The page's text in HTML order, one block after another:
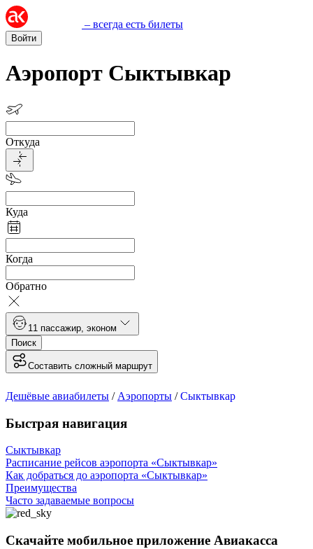
– всегда есть билеты
Войти
Аэропорт Сыктывкар
Откуда
Куда
Когда
Обратно
1 1 пассажир эконом
Поиск
Составить сложный маршрут
Дешёвые авиабилеты / Аэропорты /Сыктывкар
Быстрая навигация
Сыктывкар
Расписание рейсов аэропорта «Сыктывкар»
Как добраться до аэропорта «Сыктывкар»
Преимущества
Часто задаваемые вопросы
Скачайте мобильное приложение Авиакасса